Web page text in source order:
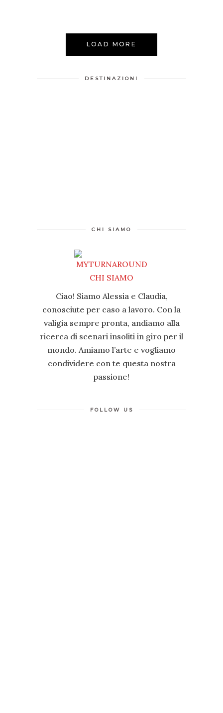
LOAD MORE
DESTINAZIONI
CHI SIAMO
Ciao! Siamo Alessia e Claudia,
conosciute per caso a lavoro. Con la
valigia sempre pronta, andiamo alla
ricerca di scenari insoliti in giro per il
mondo. Amiamo l’arte e vogliamo
condividere con te questa nostra
passione!
FOLLOW US